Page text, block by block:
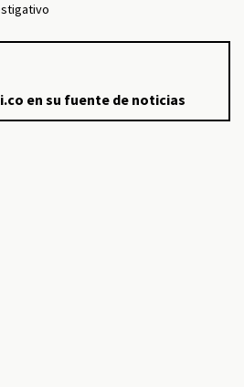
en su fuente de noticias